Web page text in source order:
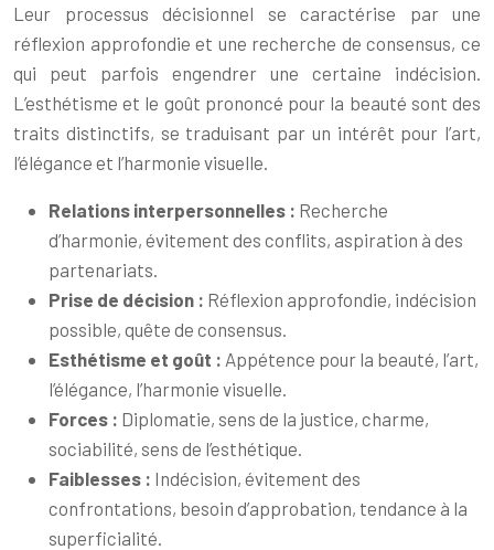
Leur processus décisionnel se caractérise par une
réflexion approfondie et une recherche de consensus, ce
qui peut parfois engendrer une certaine indécision.
L’esthétisme et le goût prononcé pour la beauté sont des
traits distinctifs, se traduisant par un intérêt pour l’art,
l’élégance et l’harmonie visuelle.
Relations interpersonnelles : Recherche
d’harmonie, évitement des conflits, aspiration à des
partenariats.
Prise de décision : Réflexion approfondie, indécision
possible, quête de consensus.
Esthétisme et goût : Appétence pour la beauté, l’art,
l’élégance, l’harmonie visuelle.
Forces : Diplomatie, sens de la justice, charme,
sociabilité, sens de l’esthétique.
Faiblesses : Indécision, évitement des
confrontations, besoin d’approbation, tendance à la
superficialité.